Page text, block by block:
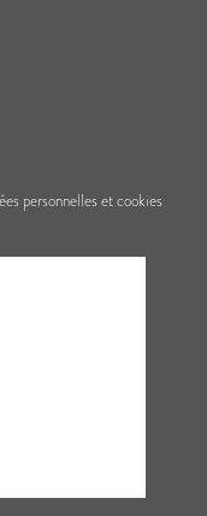
personnelles et cookies